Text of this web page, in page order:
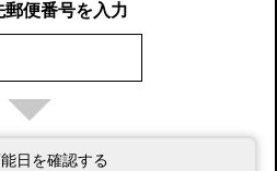
郵便番号を入力
日を確認する